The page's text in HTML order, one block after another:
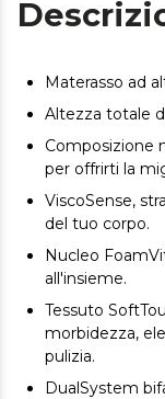
Materasso ad
Altezza totale
Composizione
per offrirti la
ViscoSense,
del tuo corpo.
Nucleo
all'insieme.
Tessuto
morbidezza,
pulizia.
DualSystem